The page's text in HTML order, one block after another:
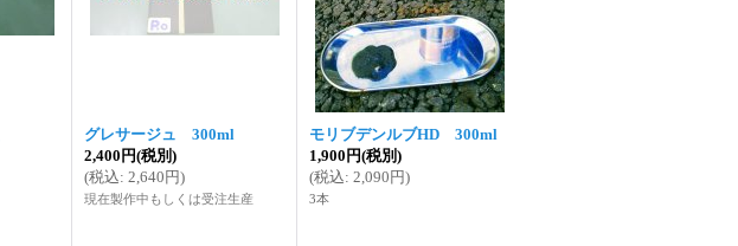
グレサージュ 300ml
2,400円(税別)
(税込: 2,640円)
現在製作中もしくは受注生産
モリブデンルブHD 300ml
1,900円(税別)
(税込: 2,090円)
3本